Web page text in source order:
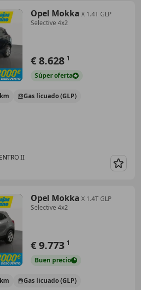
Opel Mokka X 1.4T GLP
Selective 4x2
€ 8.628 1
Súperoferta
Gas licuado (GLP)
II
Opel Mokka X 1.4T GLP
Selective 4x2
€ 9.773 1
Buen precio
Gas licuado (GLP)